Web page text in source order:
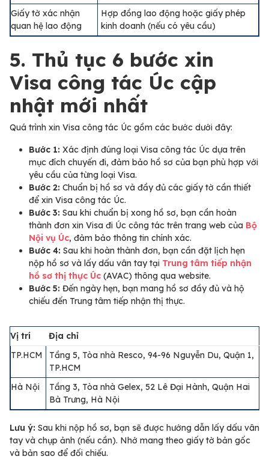
Giấy tờ xác nhận
quan hệ lao động
Hợp đồng lao động hoặc giấy phép
kinh doanh (nếu có yêu cầu)
5. Thủ tục 6 bước xin
Visa công tác Úc cập
nhật mới nhất
Quá trình xin Visa công tác Úc gồm các bước dưới đây:
Bước 1: Xác định đúng loại Visa công tác Úc dựa trên
mục đích chuyến đi, đảm bảo hồ sơ của bạn phù hợp với
yêu cầu của từng loại Visa.
Bước 2: Chuẩn bị hồ sơ và đầy đủ các giấy tờ cần thiết
để xin Visa công tác Úc.
Bước 3: Sau khi chuẩn bị xong hồ sơ, bạn cần hoàn
thành đơn xin Visa đi Úc công tác trên trang web của Bộ
Nội vụ Úc, đảm bảo thông tin chính xác.
Bước 4: Sau khi hoàn thành đơn, bạn cần đặt lịch hẹn
nộp hồ sơ và lấy dấu vân tay tại Trung tâm tiếp nhận
hồ sơ thị thực Úc (AVAC) thông qua website.
Bước 5: Đến ngày hẹn, bạn mang hồ sơ đầy đủ và hộ
chiếu đến Trung tâm tiếp nhận thị thực.
Vị trí
Địa chỉ
TP.HCM
Tầng 5, Tòa nhà Resco, 94-96 Nguyễn Du, Quận 1,
TP.HCM
Hà Nội
Tầng 3, Tòa nhà Gelex, 52 Lê Đại Hành, Quận Hai
Bà Trưng, Hà Nội
Lưu ý: Sau khi nộp hồ sơ, bạn sẽ được hướng dẫn lấy dấu vân
tay và chụp ảnh (nếu cần). Nhớ mang theo giấy tờ bản gốc
và bản sao để đối chiếu.